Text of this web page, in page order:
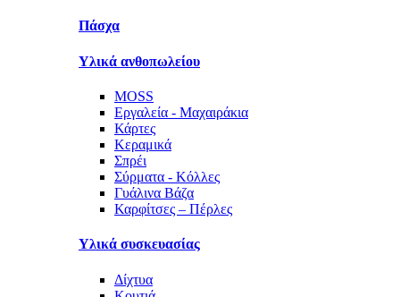
Πάσχα
Υλικά ανθοπωλείου
MOSS
Εργαλεία - Μαχαιράκια
Κάρτες
Κεραμικά
Σπρέι
Σύρματα - Κόλλες
Γυάλινα Βάζα
Καρφίτσες – Πέρλες
Υλικά συσκευασίας
Δίχτυα